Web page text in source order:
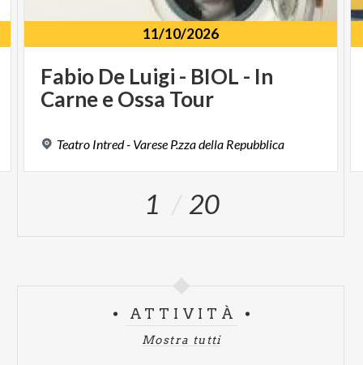
11/10/2026
Fabio De Luigi - BIOL - In
CarneeOssa Tour
Teatro Intred- Varese P.zzadella Repubblica
1 20
ATTIVITÀ
Mostra tutti